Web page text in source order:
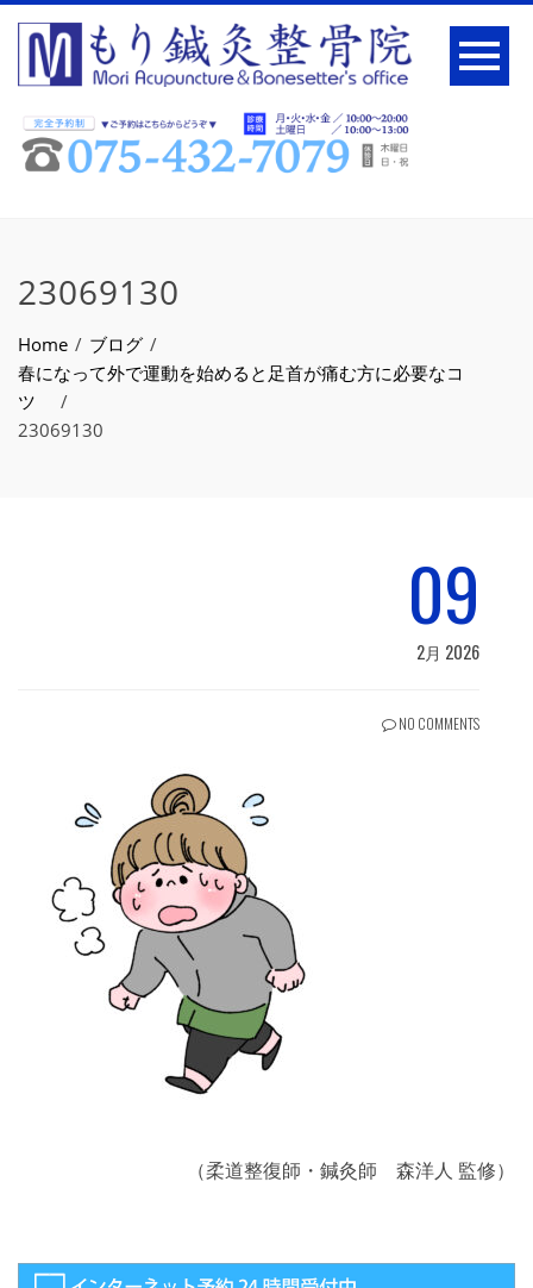
23069130
Home
ブログ
春になって外で運動を始めると足首が痛む方に必要なコ
ツ
23069130
09
2月 2026
NO COMMENTS
（柔道整復師・鍼灸師 森洋人 監修）